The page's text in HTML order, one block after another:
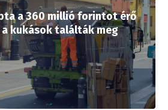
a 360 millió forintot érő
kukások találták meg